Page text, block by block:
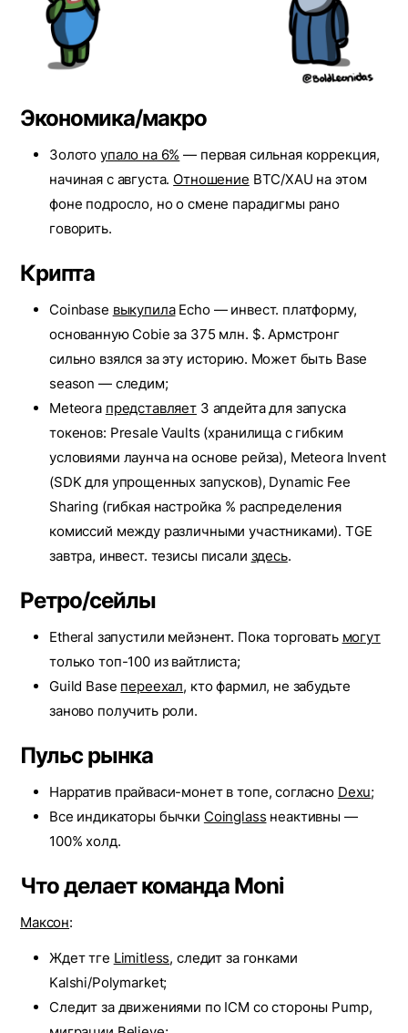
Экономика/макро
Золото упало на 6% — первая сильная коррекция,
начиная с августа. Отношение BTC/XAU на этом
фоне подросло, но о смене парадигмы рано
говорить.
Крипта
Coinbase выкупилаEcho — инвест. платформу,
основанную Cobie за 375 млн. $. Армстронг
сильно взялся за эту историю. Может быть Base
season — следим;
Meteora представляет 3 апдейта для запуска
токенов: Presale Vaults (хранилища с гибким
условиями лаунча на основе рейза), Meteora Invent
(SDK для упрощенных запусков), Dynamic Fee
Sharing (гибкая настройка % распределения
комиссий между различными участниками). TGE
завтра, инвест. тезисы писали здесь.
Ретро/сейлы
Etheral запустили мейэнент. Пока торговать могут
только топ-100 из вайтлиста;
Guild Base переехал, кто фармил, не забудьте
заново получить роли.
Пульс рынка
Нарратив прайваси-монет в топе, согласно Dexu;
Все индикаторы бычки Coinglass неактивны —
100% холд.
Что делает команда Moni
Максон:
Ждет тге Limitless, следит за гонками
Kalshi/Polymarket;
Следит за движениями по ICM со стороны Pump,